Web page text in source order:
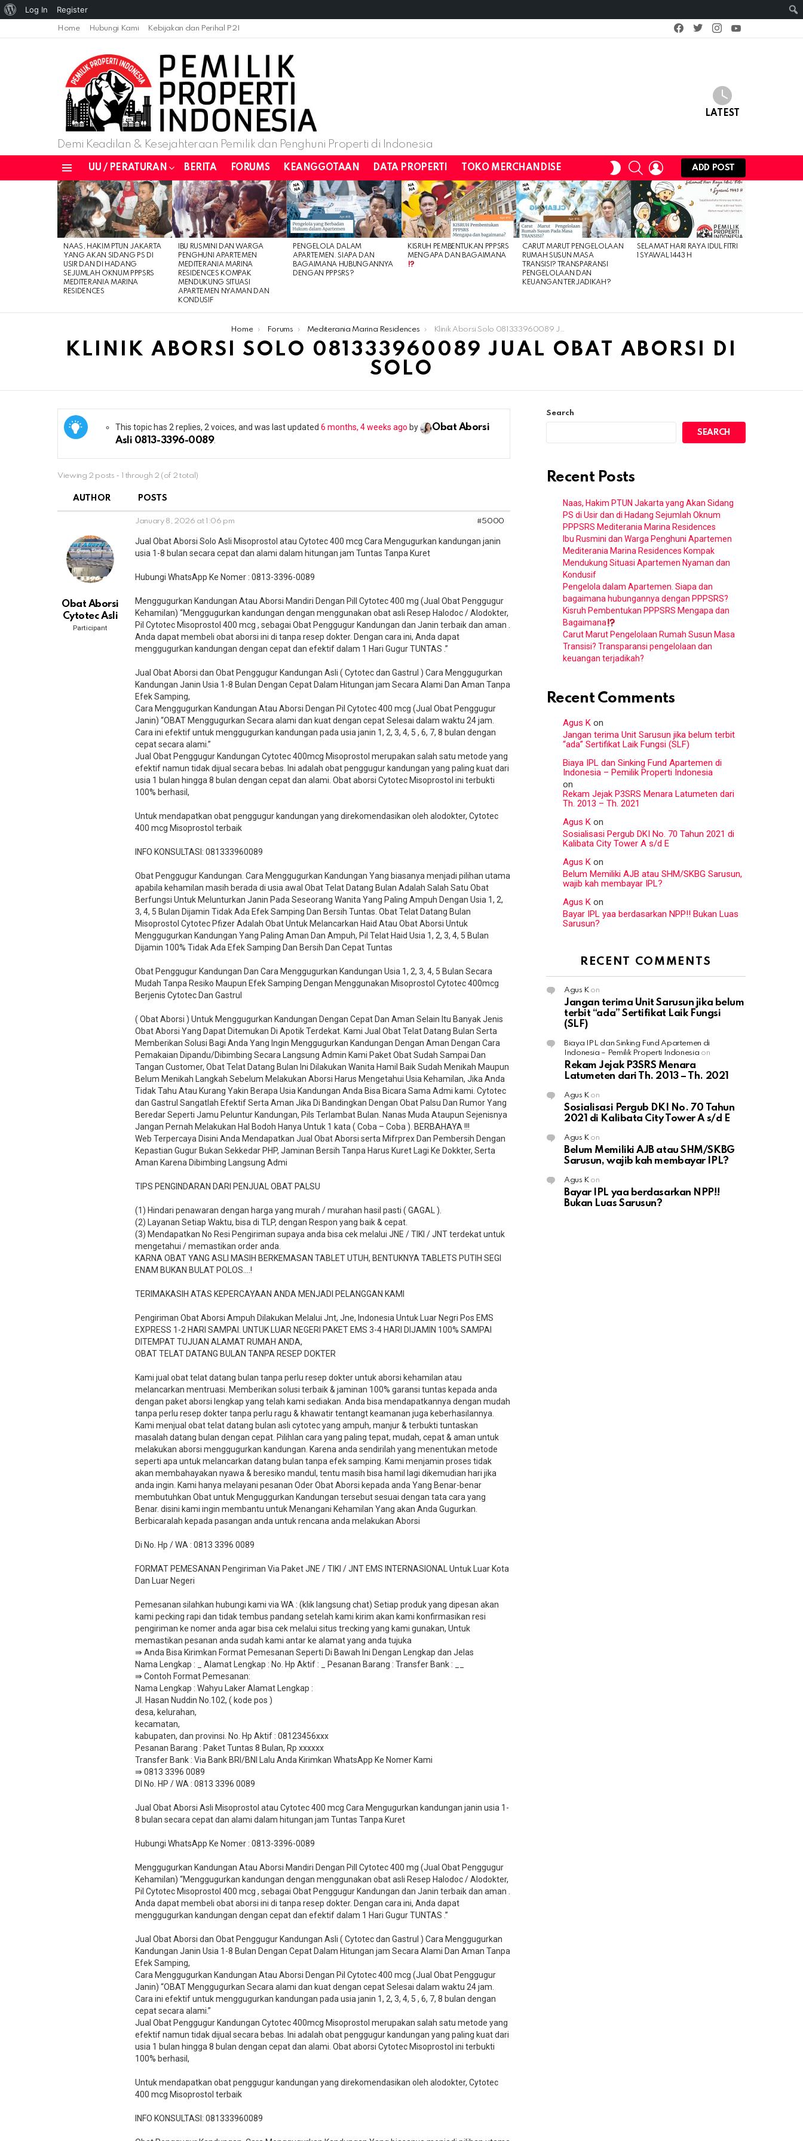
Home Hubungi Kami Kebijakan dan Perihal P2I
facebooktwitterinstagram
Demi Keadilan & Kesejahteraan Pemilik dan Penghuni Properti di Indonesia
LATEST
UU / PERATURAN BERITA FORUMS KEANGGOTAAN DATA PROPERTI TOKO MERCHANDISE
SWITCH
SKIN
SEARCHLOGIN
ADD POST
LATEST
STORIES
NAAS, HAKIM PTUN JAKARTA
YANG AKAN SIDANG PS DI
USIR DAN DI HADANG
SEJUMLAH OKNUM PPPSRS
MEDITERANIA MARINA
RESIDENCES
IBU RUSMINI DAN WARGA
PENGHUNI APARTEMEN
MEDITERANIA MARINA
RESIDENCES KOMPAK
MENDUKUNG SITUASI
APARTEMEN NYAMAN DAN
KONDUSIF
PENGELOLA DALAM
APARTEMEN. SIAPA DAN
BAGAIMANA HUBUNGANNYA
DENGAN PPPSRS?
KISRUH PEMBENTUKAN PPPSRS
MENGAPA DAN BAGAIMANA
CARUT MARUT PENGELOLAAN
RUMAH SUSUN MASA
TRANSISI? TRANSPARANSI
PENGELOLAAN DAN
KEUANGAN TERJADIKAH?
SELAMAT HARI RAYA IDUL FITRI
1 SYAWAL 1443 H
Home Forums Mediterania Marina Residences Klinik Aborsi Solo 081333960089 Jual Obat Aborsi Di Solo
KLINIK ABORSI SOLO 081333960089 JUAL OBAT ABORSI DI
SOLO
This topic has 2 replies, 2 voices, and was last updated 6 months, 4 weeks ago by
Obat Aborsi
Asli 0813-3396-0089.
Viewing 2 posts - 1 through 2 (of 2 total)
AUTHOR POSTS
January 8, 2026 at 1:06 pm #5000
Obat Aborsi
Cytotec Asli
Participant
Jual Obat Aborsi Solo Asli Misoprostol atau Cytotec 400 mcg Cara Mengugurkan kandungan janin
usia 1-8 bulan secara cepat dan alami dalam hitungan jam Tuntas Tanpa Kuret
Hubungi WhatsApp Ke Nomer : 0813-3396-0089​
Menggugurkan Kandungan Atau Aborsi Mandiri Dengan Pill Cytotec 400 mg (Jual Obat Penggugur
Kehamilan) “Menggugurkan kandungan dengan menggunakan obat asli Resep Halodoc / Alodokter,
Pil Cytotec Misoprostol 400 mcg , sebagai Obat Penggugur Kandungan dan Janin terbaik dan aman .
Anda dapat membeli obat aborsi ini di tanpa resep dokter. Dengan cara ini, Anda dapat
menggugurkan kandungan dengan cepat dan efektif dalam 1 Hari Gugur TUNTAS .”
Jual Obat Aborsi dan Obat Penggugur Kandungan Asli ( Cytotec dan Gastrul ) Cara Menggugurkan
Kandungan Janin Usia 1-8 Bulan Dengan Cepat Dalam Hitungan jam Secara Alami Dan Aman Tanpa
Efek Samping,
Cara Menggugurkan Kandungan Atau Aborsi Dengan Pil Cytotec 400 mcg (Jual Obat Penggugur
Janin) “OBAT Menggugurkan Secara alami dan kuat dengan cepat Selesai dalam waktu 24 jam.
Cara ini efektif untuk menggugurkan kandungan pada usia janin 1, 2, 3, 4, 5 , 6, 7, 8 bulan dengan
cepat secara alami.”
Jual Obat Penggugur Kandungan Cytotec 400mcg Misoprostol merupakan salah satu metode yang
efektif namun tidak dijual secara bebas. Ini adalah obat penggugur kandungan yang paling kuat dari
usia 1 bulan hingga 8 bulan dengan cepat dan alami. Obat aborsi Cytotec Misoprostol ini terbukti
100% berhasil,
Untuk mendapatkan obat penggugur kandungan yang direkomendasikan oleh alodokter, Cytotec
400 mcg Misoprostol terbaik
INFO KONSULTASI: 081333960089
​Obat Penggugur Kandungan. Cara Menggugurkan Kandungan Yang biasanya menjadi pilihan utama
apabila kehamilan masih berada di usia awal Obat Telat Datang Bulan Adalah Salah Satu Obat
Berfungsi Untuk Melunturkan Janin Pada Seseorang Wanita Yang Paling Ampuh Dengan Usia 1, 2,
3, 4, 5 Bulan Dijamin Tidak Ada Efek Samping Dan Bersih Tuntas. Obat Telat Datang Bulan
Misoprostol Cytotec Pfizer Adalah Obat Untuk Melancarkan Haid Atau Obat Aborsi Untuk
Menggugurkan Kandungan Yang Paling Aman Dan Ampuh, Pil Telat Haid Usia 1, 2, 3, 4, 5 Bulan
Dijamin 100% Tidak Ada Efek Samping Dan Bersih Dan Cepat Tuntas
Obat Penggugur Kandungan Dan Cara Menggugurkan Kandungan Usia 1, 2, 3, 4, 5 Bulan Secara
Mudah Tanpa Resiko Maupun Efek Samping Dengan Menggunakan Misoprostol Cytotec 400mcg
Berjenis Cytotec Dan Gastrul
( Obat Aborsi ) Untuk Menggugurkan Kandungan Dengan Cepat Dan Aman Selain Itu Banyak Jenis
Obat Aborsi Yang Dapat Ditemukan Di Apotik Terdekat. Kami Jual Obat Telat Datang Bulan Serta
Memberikan Solusi Bagi Anda Yang Ingin Menggugurkan Kandungan Dengan Aman Dengan Cara
Pemakaian Dipandu/Dibimbing Secara Langsung Admin Kami Paket Obat Sudah Sampai Dan
Tangan Customer, Obat Telat Datang Bulan Ini Dilakukan Wanita Hamil Baik Sudah Menikah Maupun
Belum Menikah Langkah Sebelum Melakukan Aborsi Harus Mengetahui Usia Kehamilan, Jika Anda
Tidak Tahu Atau Kurang Yakin Berapa Usia Kandungan Anda Bisa Bicara Sama Admi kami. Cytotec
dan Gastrul Sangatlah Efektif Serta Aman Jika Di Bandingkan Dengan Obat Palsu Dan Rumor Yang
Beredar Seperti Jamu Peluntur Kandungan, Pils Terlambat Bulan. Nanas Muda Ataupun Sejenisnya
Jangan Pernah Melakukan Hal Bodoh Hanya Untuk 1 kata ( Coba – Coba ). BERBAHAYA !!!
Web Terpercaya Disini Anda Mendapatkan Jual Obat Aborsi serta Mifrprex Dan Pembersih Dengan
Kepastian Gugur Bukan Sekkedar PHP, Jaminan Bersih Tanpa Harus Kuret Lagi Ke Dokkter, Serta
Aman Karena Dibimbing Langsung Admi
TIPS PENGINDARAN DARI PENJUAL OBAT PALSU
(1) Hindari penawaran dengan harga yang murah / murahan hasil pasti ( GAGAL ).
(2) Layanan Setiap Waktu, bisa di TLP, dengan Respon yang baik & cepat.
(3) Mendapatkan No Resi Pengiriman supaya anda bisa cek melalui JNE / TIKI / JNT terdekat untuk
mengetahui / memastikan order anda.
KARNA OBAT YANG ASLI MASIH BERKEMASAN TABLET UTUH, BENTUKNYA TABLETS PUTIH SEGI
ENAM BUKAN BULAT POLOS….!
TERIMAKASIH ATAS KEPERCAYAAN ANDA MENJADI PELANGGAN KAMI
Pengiriman Obat Aborsi Ampuh Dilakukan Melalui Jnt, Jne, Indonesia Untuk Luar Negri Pos EMS
EXPRESS 1-2 HARI SAMPAI. UNTUK LUAR NEGERI PAKET EMS 3-4 HARI DIJAMIN 100% SAMPAI
DITEMPAT TUJUAN ALAMAT RUMAH ANDA,
OBAT TELAT DATANG BULAN TANPA RESEP DOKTER
Kami jual obat telat datang bulan tanpa perlu resep dokter untuk aborsi kehamilan atau
melancarkan mentruasi. Memberikan solusi terbaik & jaminan 100% garansi tuntas kepada anda
dengan paket aborsi lengkap yang telah kami sediakan. Anda bisa mendapatkannya dengan mudah
tanpa perlu resep dokter tanpa perlu ragu & khawatir tentangt keamanan juga keberhasilannya.
Kami menjual obat telat datang bulan asli cytotec yang ampuh, manjur & terbukti tuntaskan
masalah datang bulan dengan cepat. Pilihlan cara yang paling tepat, mudah, cepat & aman untuk
melakukan aborsi menggugurkan kandungan. Karena anda sendirilah yang menentukan metode
seperti apa untuk melancarkan datang bulan tanpa efek samping. Kami menjamin proses tidak
akan membahayakan nyawa & beresiko mandul, tentu masih bisa hamil lagi dikemudian hari jika
anda ingin. Kami hanya melayani pesanan Oder Obat Aborsi kepada anda Yang Benar-benar
membutuhkan Obat untuk Menguggurkan Kandungan tersebut sesuai dengan tata cara yang
Benar. disini kami ingin membantu untuk Menangani Kehamilan Yang akan Anda Gugurkan.
Berbicaralah kepada pasangan anda untuk rencana anda melakukan Aborsi
Di No. Hp / WA : 0813 3396 0089
FORMAT PEMESANAN Pengiriman Via Paket JNE / TIKI / JNT EMS INTERNASIONAL Untuk Luar Kota
Dan Luar Negeri
Pemesanan silahkan hubungi kami via WA : (klik langsung chat) Setiap produk yang dipesan akan
kami pecking rapi dan tidak tembus pandang setelah kami kirim akan kami konfirmasikan resi
pengiriman ke nomer anda agar bisa cek melalui situs trecking yang kami gunakan, Untuk
memastikan pesanan anda sudah kami antar ke alamat yang anda tujuka
⇛ Anda Bisa Kirimkan Format Pemesanan Seperti Di Bawah Ini Dengan Lengkap dan Jelas
Nama Lengkap : _ Alamat Lengkap : No. Hp Aktif : _ Pesanan Barang : Transfer Bank : __
​⇛ Contoh Format Pemesanan:
Nama Lengkap : Wahyu Laker Alamat Lengkap :
Jl. Hasan Nuddin No.102, ( kode pos )
desa, kelurahan,
kecamatan,
kabupaten, dan provinsi. No. Hp Aktif : 08123456xxx
Pesanan Barang : Paket Tuntas 8 Bulan, Rp xxxxxx
​Transfer Bank : Via Bank BRI/BNI Lalu Anda Kirimkan WhatsApp Ke Nomer Kami
⇛ 0813 3396 0089
DI No. HP / WA : 0813 3396 0089
Jual Obat Aborsi Asli Misoprostol atau Cytotec 400 mcg Cara Mengugurkan kandungan janin usia 1-
8 bulan secara cepat dan alami dalam hitungan jam Tuntas Tanpa Kuret
Hubungi WhatsApp Ke Nomer : 0813-3396-0089​
Menggugurkan Kandungan Atau Aborsi Mandiri Dengan Pill Cytotec 400 mg (Jual Obat Penggugur
Kehamilan) “Menggugurkan kandungan dengan menggunakan obat asli Resep Halodoc / Alodokter,
Pil Cytotec Misoprostol 400 mcg , sebagai Obat Penggugur Kandungan dan Janin terbaik dan aman .
Anda dapat membeli obat aborsi ini di tanpa resep dokter. Dengan cara ini, Anda dapat
menggugurkan kandungan dengan cepat dan efektif dalam 1 Hari Gugur TUNTAS .”
Jual Obat Aborsi dan Obat Penggugur Kandungan Asli ( Cytotec dan Gastrul ) Cara Menggugurkan
Kandungan Janin Usia 1-8 Bulan Dengan Cepat Dalam Hitungan jam Secara Alami Dan Aman Tanpa
Efek Samping,
Cara Menggugurkan Kandungan Atau Aborsi Dengan Pil Cytotec 400 mcg (Jual Obat Penggugur
Janin) “OBAT Menggugurkan Secara alami dan kuat dengan cepat Selesai dalam waktu 24 jam.
Cara ini efektif untuk menggugurkan kandungan pada usia janin 1, 2, 3, 4, 5 , 6, 7, 8 bulan dengan
cepat secara alami.”
Jual Obat Penggugur Kandungan Cytotec 400mcg Misoprostol merupakan salah satu metode yang
efektif namun tidak dijual secara bebas. Ini adalah obat penggugur kandungan yang paling kuat dari
usia 1 bulan hingga 8 bulan dengan cepat dan alami. Obat aborsi Cytotec Misoprostol ini terbukti
100% berhasil,
Untuk mendapatkan obat penggugur kandungan yang direkomendasikan oleh alodokter, Cytotec
400 mcg Misoprostol terbaik
INFO KONSULTASI: 081333960089
Search
SEARCH
Recent Posts
Naas, Hakim PTUN Jakarta yang Akan Sidang
PS di Usir dan di Hadang Sejumlah Oknum
PPPSRS Mediterania Marina Residences
Ibu Rusmini dan Warga Penghuni Apartemen
Mediterania Marina Residences Kompak
Mendukung Situasi Apartemen Nyaman dan
Kondusif
Pengelola dalam Apartemen. Siapa dan
bagaimana hubungannya dengan PPPSRS?
Kisruh Pembentukan PPPSRS Mengapa dan
Bagaimana
Carut Marut Pengelolaan Rumah Susun Masa
Transisi? Transparansi pengelolaan dan
keuangan terjadikah?
Recent Comments
Agus K on
Jangan terima Unit Sarusun jika belum terbit
“ada” Sertifikat Laik Fungsi (SLF)
Biaya IPL dan Sinking Fund Apartemen di
Indonesia – Pemilik Properti Indonesia
on
Rekam Jejak P3SRS Menara Latumeten dari
Th. 2013 – Th. 2021
Agus K on
Sosialisasi Pergub DKI No. 70 Tahun 2021 di
Kalibata City Tower A s/d E
Agus K on
Belum Memiliki AJB atau SHM/SKBG Sarusun,
wajib kah membayar IPL?
Agus K on
Bayar IPL yaa berdasarkan NPP!! Bukan Luas
Sarusun?
RECENT COMMENTS
Agus Kon
Jangan terima Unit Sarusun jika belum
terbit “ada” Sertifikat Laik Fungsi
(SLF)
Biaya IPL dan Sinking Fund Apartemen di
Indonesia – Pemilik Properti Indonesia on
Rekam Jejak P3SRS Menara
Latumeten dari Th. 2013 – Th. 2021
Agus Kon
Sosialisasi Pergub DKI No. 70 Tahun
2021 di Kalibata City Tower A s/d E
Agus Kon
Belum Memiliki AJB atau SHM/SKBG
Sarusun, wajib kah membayar IPL?
Agus Kon
Bayar IPL yaa berdasarkan NPP!!
Bukan Luas Sarusun?
About
Log In Register